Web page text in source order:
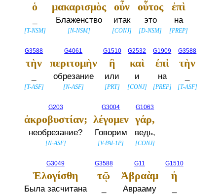
ὁ
[T-NSM]
μακαρισμὸς
Блаженство
[N-NSM]
οὖν
итак
[CONJ]
οὗτος
это
[D-NSM]
ἐπὶ
на
[PREP]
G3588
τὴν
[T-ASF]
G4061
περιτομὴν
обрезание
[N-ASF]
G1510
ἢ
или
[PRT]
G2532
καὶ
и
[CONJ]
G1909
ἐπὶ
на
[PREP]
G3588
τὴν
[T-ASF]
G203
ἀκροβυστίαν;
необрезание?
[N-ASF]
G3004
λέγομεν
Говорим
[V-PAI-1P]
G1063
γάρ,
ведь,
[CONJ]
G3049
Ἐλογίσθη
Была засчитана
G3588
τῷ
G11
Ἀβραὰμ
Аврааму
G1510
ἡ